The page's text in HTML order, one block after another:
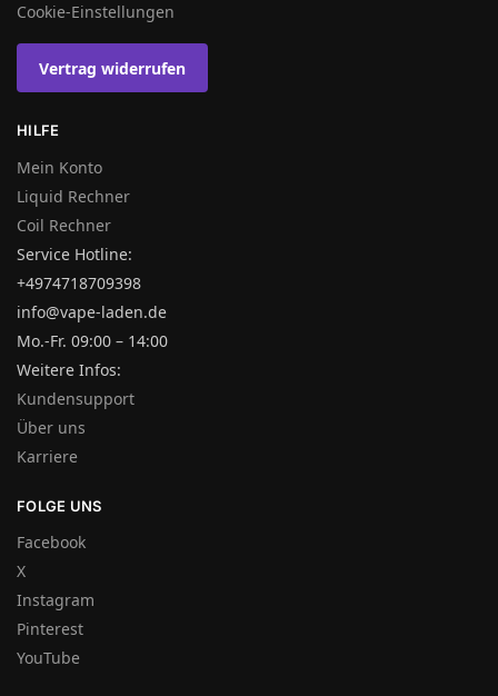
Cookie-Einstellungen
Vertrag widerrufen
HILFE
Mein Konto
Liquid Rechner
Coil Rechner
Service Hotline:
+4974718709398
info@vape-laden.de
Mo.-Fr. 09:00 – 14:00
Weitere Infos:
Kundensupport
Über uns
Karriere
FOLGE UNS
Facebook
X
Instagram
Pinterest
YouTube